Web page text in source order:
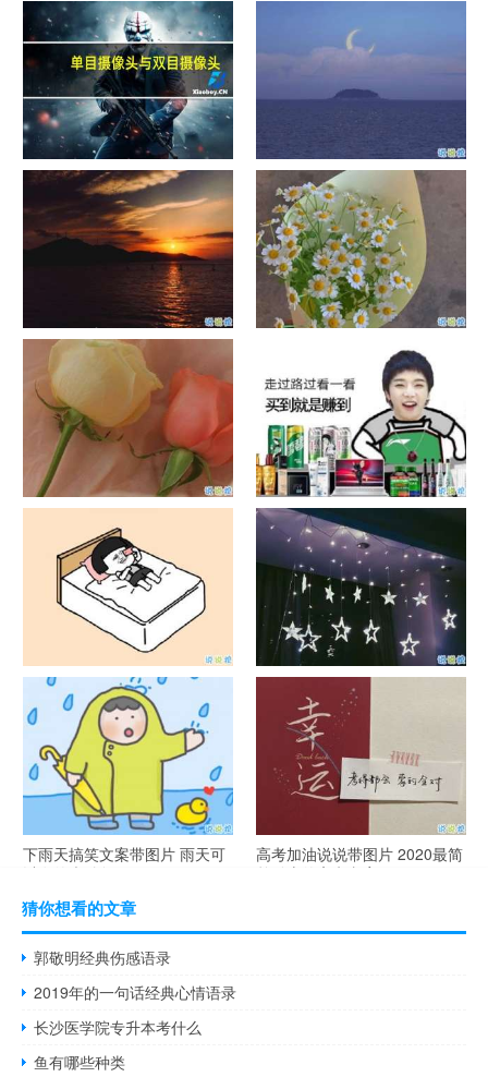
单目摄像头与双目摄像头
晚安励志语录带图片 晚安心语
励志鸡汤
日出文案温柔句子 看日出的微
信说说配图
晒风景照的唯美说说配图 适合
发风景的朋友圈文案
官宣恋爱的说说配图 官宣句子
抖音摆地摊文案 摆地摊的搞笑
说说带图片
谐音梗土味情话大全带图片 油
腻搞笑的土味情话
很酷的霸气句子带图片 最新霸
气说说高冷范
下雨天搞笑文案带图片 雨天可
以发的幽默句子
高考加油说说带图片 2020最简
单励志的高考文案
猜你想看的文章
郭敬明经典伤感语录
2019年的一句话经典心情语录
长沙医学院专升本考什么
鱼有哪些种类